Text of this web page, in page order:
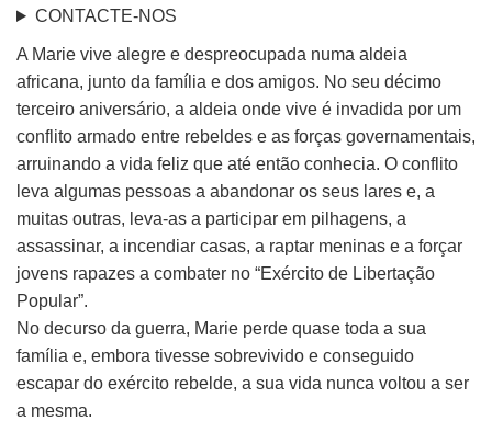
CONTACTE-NOS
A Marie vive alegre e despreocupada numa aldeia
africana, junto da família e dos amigos. No seu décimo
terceiro aniversário, a aldeia onde vive é invadida por um
conflito armado entre rebeldes e as forças governamentais,
arruinando a vida feliz que até então conhecia. O conflito
leva algumas pessoas a abandonar os seus lares e, a
muitas outras, leva-as a participar em pilhagens, a
assassinar, a incendiar casas, a raptar meninas e a forçar
jovens rapazes a combater no “Exército de Libertação
Popular”.
No decurso da guerra, Marie perde quase toda a sua
família e, embora tivesse sobrevivido e conseguido
escapar do exército rebelde, a sua vida nunca voltou a ser
a mesma.